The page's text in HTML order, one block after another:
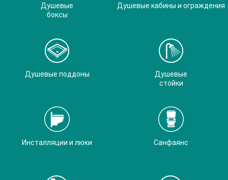
Душевые
боксы
Душевые кабины и ограждения
Душевые поддоны
Душевые
стойки
Инсталляции и люки Санфаянс